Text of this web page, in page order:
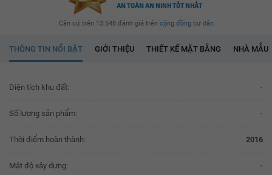
AN TOÀN AN NINH TỐT NHẤT
Căn cứ trên 13.548 đánh giá trên cộng đồng cư dân
THÔNG TIN NỔI BẬT GIỚI THIỆU THIẾT KẾ MẶT BẰNG NHÀ MẪU
Diện tích khu đất: -
Số lượng sản phẩm: -
Thời điểm hoàn thành: 2016
Mật độ xây dựng: -